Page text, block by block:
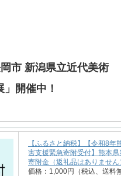
市 新潟県立近代美術
開催中！
【ふるさと納税】【令和8年
害支援緊急寄附受付】熊本県
寄附金（返礼品はありません
価格：1,000円（税込、送料